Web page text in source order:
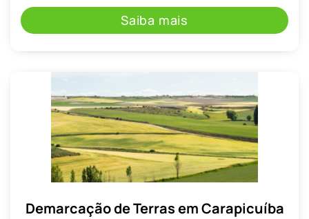
Saiba mais
Demarcação de Terras em Carapicuíba